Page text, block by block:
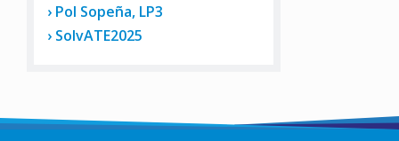
Pol Sopeña, LP3
SolvATE2025